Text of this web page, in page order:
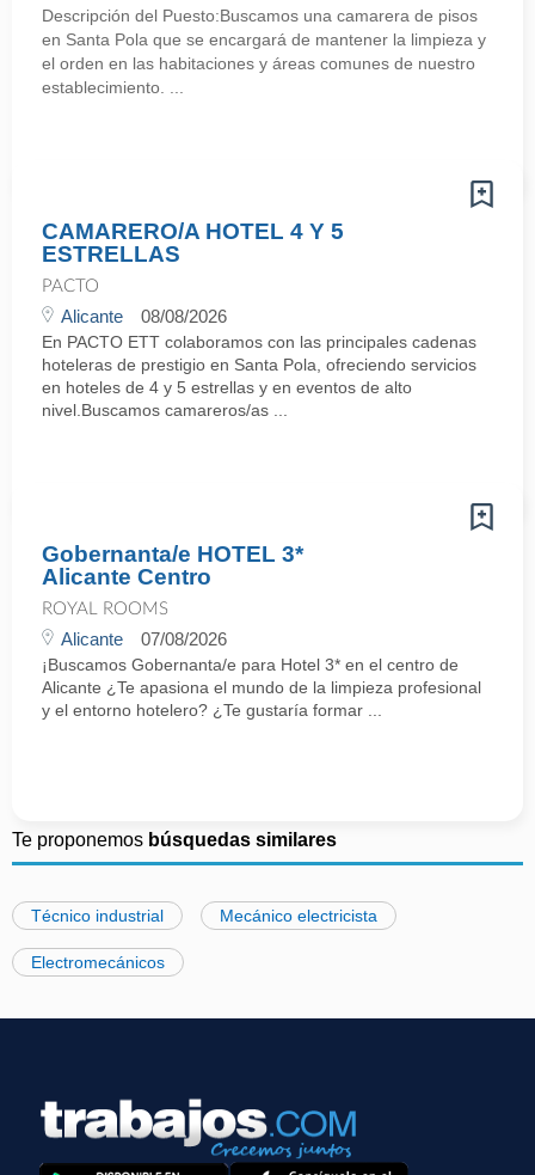
Descripción del Puesto:Buscamos una camarera de pisos
en Santa Pola que se encargará de mantener la limpieza y
el orden en las habitaciones y áreas comunes de nuestro
establecimiento. ...
CAMARERO/A HOTEL 4 Y 5
ESTRELLAS
PACTO
Alicante 08/08/2026
En PACTO ETT colaboramos con las principales cadenas
hoteleras de prestigio en Santa Pola, ofreciendo servicios
en hoteles de 4 y 5 estrellas y en eventos de alto
nivel.Buscamos camareros/as ...
Gobernanta/e HOTEL 3*
Alicante Centro
ROYAL ROOMS
Alicante 07/08/2026
¡Buscamos Gobernanta/e para Hotel 3* en el centro de
Alicante ¿Te apasiona el mundo de la limpieza profesional
y el entorno hotelero? ¿Te gustaría formar ...
Te proponemos búsquedas similares
Técnico industrial Mecánico electricista
Electromecánicos